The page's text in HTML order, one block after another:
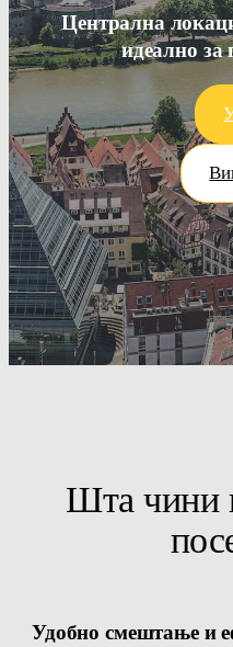
Централна
идеално за
Шта чини
Удобно смештање и